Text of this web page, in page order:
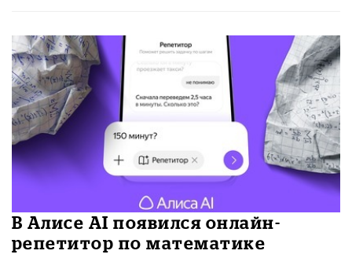
В Алисе AI появился онлайн-
репетитор по математике